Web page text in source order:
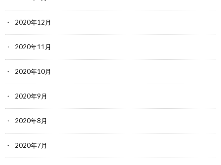
2020年12月
2020年11月
2020年10月
2020年9月
2020年8月
2020年7月